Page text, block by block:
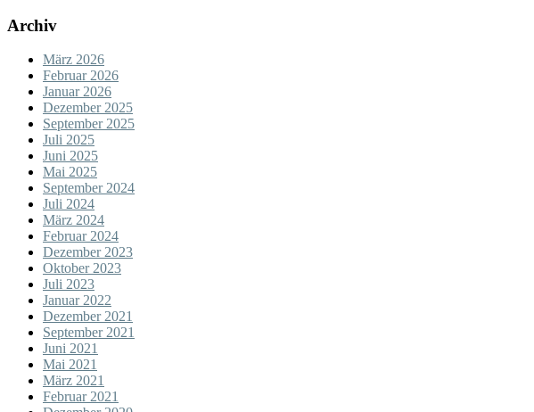
Archiv
März 2026
Februar 2026
Januar 2026
Dezember 2025
September 2025
Juli 2025
Juni 2025
Mai 2025
September 2024
Juli 2024
März 2024
Februar 2024
Dezember 2023
Oktober 2023
Juli 2023
Januar 2022
Dezember 2021
September 2021
Juni 2021
Mai 2021
März 2021
Februar 2021